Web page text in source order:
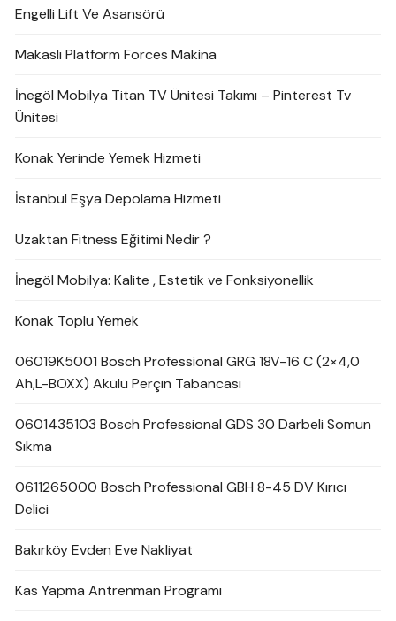
Engelli Lift Ve Asansörü
Makaslı Platform Forces Makina
İnegöl Mobilya Titan TV Ünitesi Takımı – Pinterest Tv
Ünitesi
Konak Yerinde Yemek Hizmeti
İstanbul Eşya Depolama Hizmeti
Uzaktan Fitness Eğitimi Nedir ?
İnegöl Mobilya: Kalite , Estetik ve Fonksiyonellik
Konak Toplu Yemek
06019K5001 Bosch Professional GRG 18V-16 C (2×4,0
Ah,L-BOXX) Akülü Perçin Tabancası
0601435103 Bosch Professional GDS 30 Darbeli Somun
Sıkma
0611265000 Bosch Professional GBH 8-45 DV Kırıcı
Delici
Bakırköy Evden Eve Nakliyat
Kas Yapma Antrenman Programı